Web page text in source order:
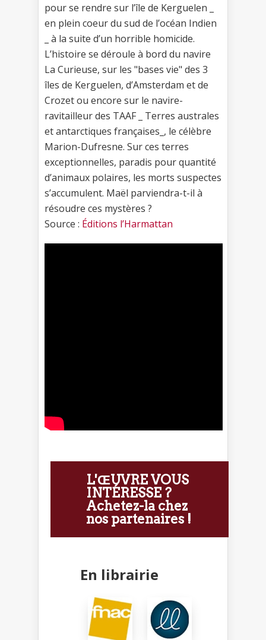
pour se rendre sur l’île de Kerguelen _
en plein coeur du sud de l’océan Indien
_ à la suite d’un horrible homicide.
L’histoire se déroule à bord du navire
La Curieuse, sur les "bases vie" des 3
îles de Kerguelen, d’Amsterdam et de
Crozet ou encore sur le navire-
ravitailleur des TAAF _ Terres australes
et antarctiques françaises_, le célèbre
Marion-Dufresne. Sur ces terres
exceptionnelles, paradis pour quantité
d’animaux polaires, les morts suspectes
s’accumulent. Maël parviendra-t-il à
résoudre ces mystères ?
Source : Éditions l’Harmattan
L'ŒUVRE VOUS
INTÉRESSE ?
Achetez-la chez
nos partenaires !
En librairie